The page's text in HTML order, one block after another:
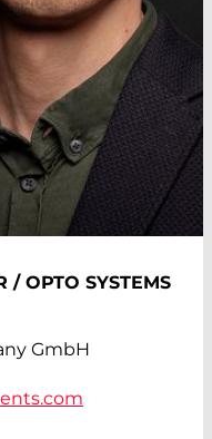
/ OPTO SYSTEMS
GmbH